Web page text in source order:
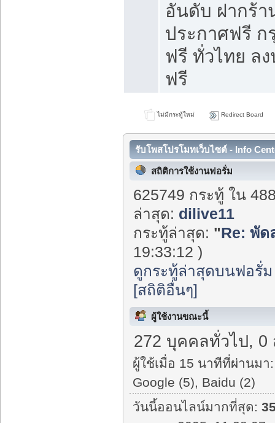
อันดับ ฝากร้า
ประกาศฟรี ก
ฟรี ทั่วไทย ล
ฟรี
ไม่มีกระทู้ใหม่ Redirect Board
รับโพสโปรโมทเว็บไซต์ - Info
สถิติการใช้งานฟอรั่ม
625749 กระทู้ ใน
ล่าสุด: dilive11
กระทู้ล่าสุด: "Re: พัด
19:33:12 )
ดูกระทู้ล่าสุดบนฟอรั่ม
[สถิติอื่นๆ]
ผู้ใช้งานขณะนี้
272 บุคคลทั่วไป, 0
ผู้ใช้เมื่อ 15 นาทีที่ผ่านมา:
Google (5), Baidu (2)
วันนี้ออนไลน์มากที่สุด: